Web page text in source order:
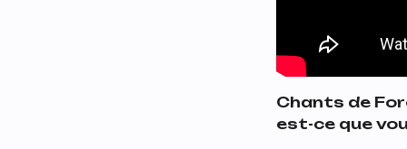
Chants de
est-ce que